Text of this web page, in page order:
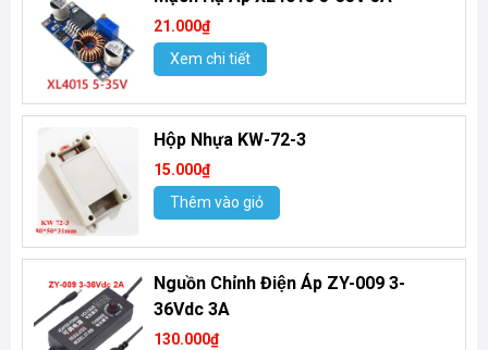
21.000₫
Xem chi tiết
Hộp Nhựa KW-72-3
15.000₫
Thêm vào giỏ
Nguồn Chỉnh Điện Áp ZY-009 3-
36Vdc 3A
130.000₫